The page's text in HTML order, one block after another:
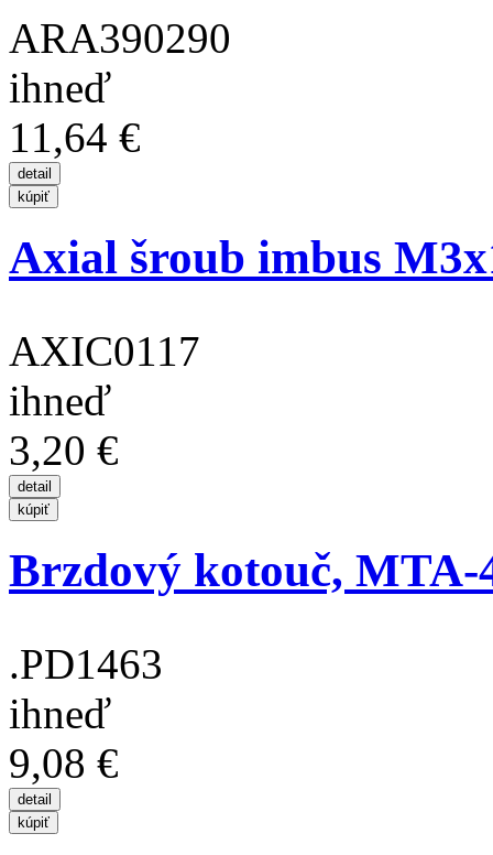
ARA390290
ihneď
11,64 €
Axial šroub imbus
AXIC0117
ihneď
3,20 €
Brzdový kotouč, MTA-
.PD1463
ihneď
9,08 €